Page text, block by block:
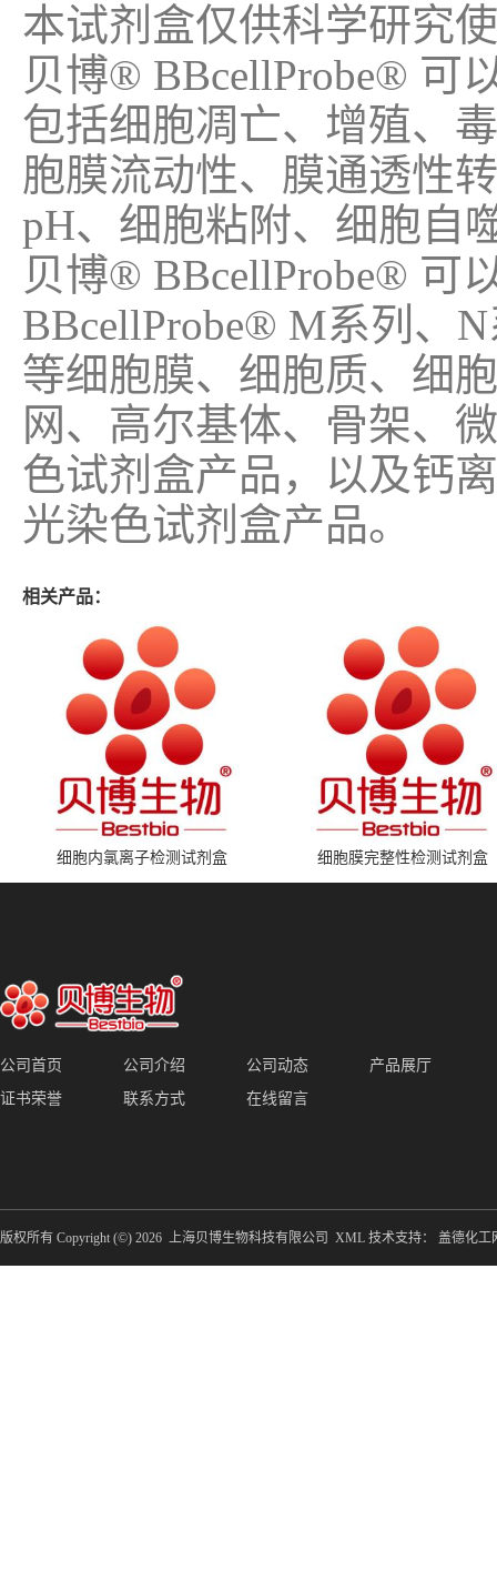
本试剂盒仅供科学研究
贝博® BBcellProbe® 可
包括细胞凋亡、增殖、
胞膜流动性、膜通透性
pH、细胞粘附、细胞自
贝博® BBcellProbe® 可
BBcellProbe® M系列、
等细胞膜、细胞质、细
网、高尔基体、骨架、
色试剂盒产品，以及钙
光染色试剂盒产品。
相关产品：
细胞内氯离子检测试剂盒 细胞膜完整性检测试剂盒
公司首页 公司介绍 公司动态
产品展厅
证书荣誉
联系方式 在线留言
版权所有 Copyright (©) 2026 上海贝博生物科技有限公司 XML 技术支持： 盖德化工